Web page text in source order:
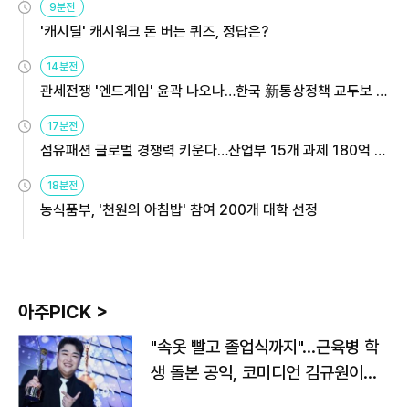
9분전
'캐시딜' 캐시워크 돈 버는 퀴즈, 정답은?
14분전
관세전쟁 '엔드게임' 윤곽 나오나…한국 新통상정책 교두보 활
용해야
17분전
섬유패션 글로벌 경쟁력 키운다…산업부 15개 과제 180억 지
원
18분전
농식품부, '천원의 아침밥' 참여 200개 대학 선정
아주PICK >
"속옷 빨고 졸업식까지"…근육병 학
생 돌본 공익, 코미디언 김규원이었